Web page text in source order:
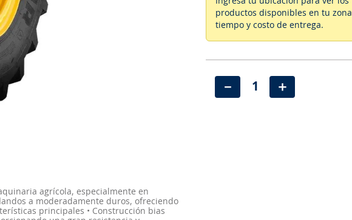
agrícola, especialmente en
a moderadamente duros, ofreciendo
principales • Construcción bias
productos disponibles en tu zona
tiempo y costo de entrega.
＋
－